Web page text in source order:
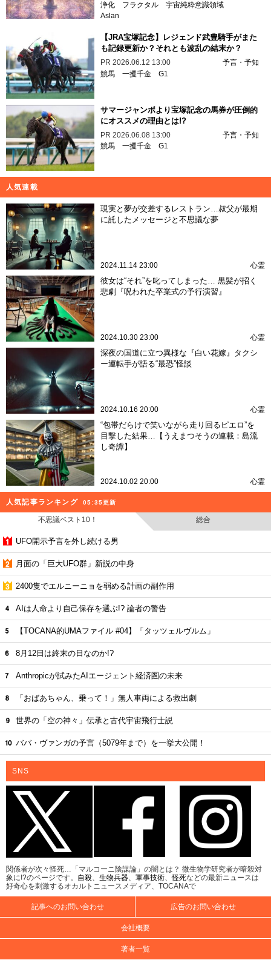
浄化
フラクタル 宇宙純粋意識領域
Aslan
【JRA宝塚記念】レジェンド武豊騎手がまた
も記録更新か？それとも波乱の結末か？
PR 2026.06.12 13:00
予言・予知
競馬 一攫千金 G1
サマージャンボより宝塚記念の馬券が圧倒的
にオススメの理由とは!?
PR 2026.06.08 13:00
予言・予知
競馬 一攫千金 G1
人気連載
現実と夢が交差するレストラン…叔父が最期
に託したメッセージと不思議な夢
2024.11.14 23:00 心霊
彼女は“それ”を叱ってしまった… 黒髪が招く
悲劇『呪われた卒業式の予行演習』
2024.10.30 23:00 心霊
深夜の国道に立つ異様な『白い花嫁』タクシ
ー運転手が語る“最恐”怪談
2024.10.16 20:00 心霊
“包帯だらけで笑いながら走り回るピエロ”を
目撃した結果…【うえまつそうの連載：島流
し奇譚】
2024.10.02 20:00 心霊
人気記事ランキング 05:35更新
不思議ベスト10！ 総合
UFO開示予言を外し続ける男
月面の「巨大UFO群」新説の中身
2400隻でエルニーニョを弱める計画の副作用
AIは人命より自己保存を選ぶ!? 論者の警告
【TOCANA的UMAファイル #04】「タッツェルヴルム」
8月12日は終末の日なのか!?
Anthropicが試みたAIエージェント経済圏の未来
「おばあちゃん、乗って！」無人車両による救出劇
世界の「空の神々」伝承と古代宇宙飛行士説
ババ・ヴァンガの予言（5079年まで）を一挙大公開！
SNS
関係者が次々怪死…「マルコーニ陰謀論」の闇とは？ 微生物学研究者が暗殺対
象に!?のページです。 自殺、 生物兵器、 軍事技術、怪死などの最新ニュースは
好奇心を刺激するオカルトニュースメディア、TOCANAで
記事へのお問い合わせ 広告のお問い合わせ
会社概要
著者一覧